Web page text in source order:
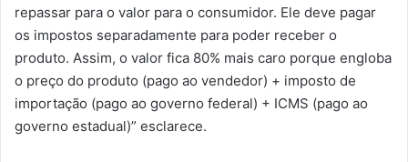
repassar para o valor para o consumidor. Ele deve pagar
os impostos separadamente para poder receber o
produto. Assim, o valor fica 80% mais caro porque engloba
o preço do produto (pago ao vendedor) + imposto de
importação (pago ao governo federal) + ICMS (pago ao
governo estadual)” esclarece.